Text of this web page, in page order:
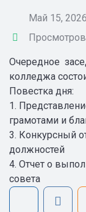
Май 15, 2026
Очередное
колледжа
Повестка дня:
1.
грамотами и
3. Конкурсный
должностей
4. Отчет о
совета